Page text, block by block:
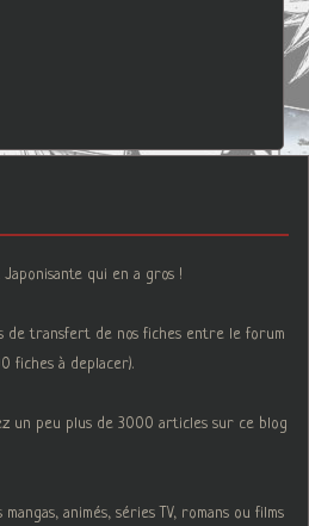
qui en a gros !
de transfert de nos fiches entre le forum
fiches à deplacer).
un peu plus de 3000 articles sur ce blog
animés, séries TV, romans ou films